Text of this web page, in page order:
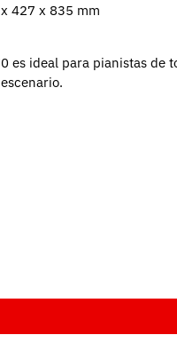
427 x 835 mm
es ideal para pianistas